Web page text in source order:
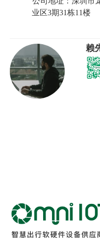
业区3期31栋11楼
赖